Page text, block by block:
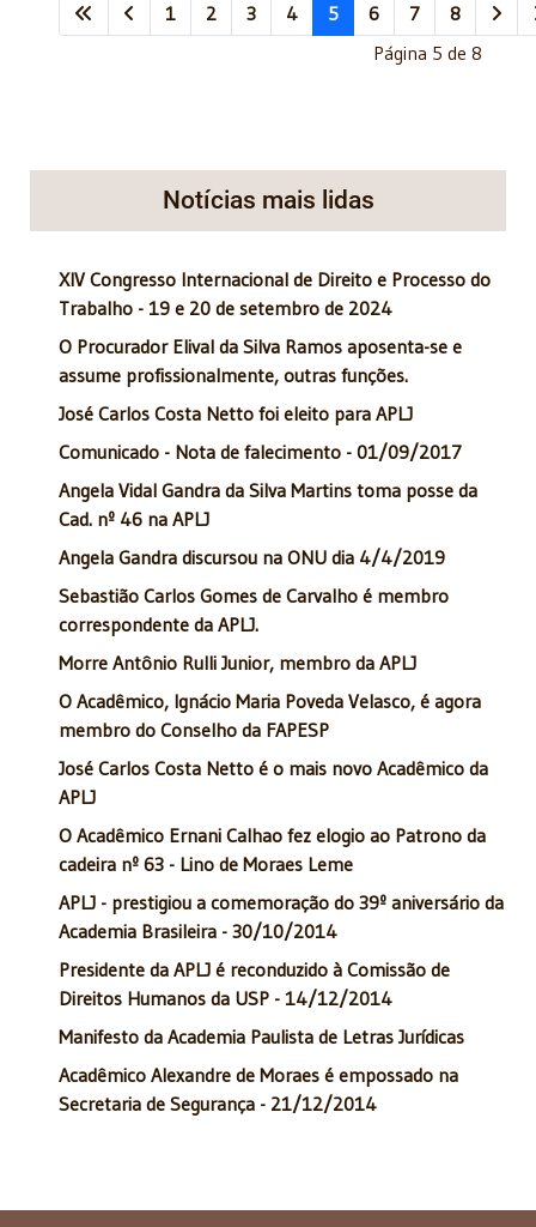
Página 5 de 8
1 2 3 4 5 6 7 8
Notícias mais lidas
XIV Congresso Internacional de Direito e Processo do
Trabalho - 19 e 20 de setembro de 2024
O Procurador Elival da Silva Ramos aposenta-se e
assume profissionalmente, outras funções.
José Carlos Costa Netto foi eleito para APLJ
Comunicado - Nota de falecimento - 01/09/2017
Angela Vidal Gandra da Silva Martins toma posse da
Cad. nº 46 na APLJ
Angela Gandra discursou na ONU dia 4/4/2019
Sebastião Carlos Gomes de Carvalho é membro
correspondente da APLJ.
Morre Antônio Rulli Junior, membro da APLJ
O Acadêmico, Ignácio Maria Poveda Velasco, é agora
membro do Conselho da FAPESP
José Carlos Costa Netto é o mais novo Acadêmico da
APLJ
O Acadêmico Ernani Calhao fez elogio ao Patrono da
cadeira nº 63 - Lino de Moraes Leme
APLJ - prestigiou a comemoração do 39º aniversário da
Academia Brasileira - 30/10/2014
Presidente da APLJ é reconduzido à Comissão de
Direitos Humanos da USP - 14/12/2014
Manifesto da Academia Paulista de Letras Jurídicas
Acadêmico Alexandre de Moraes é empossado na
Secretaria de Segurança - 21/12/2014